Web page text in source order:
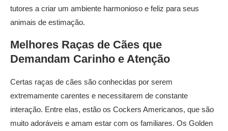
tutores a criar um ambiente harmonioso e feliz para seus
animais de estimação.
Melhores Raças de Cães que
Demandam Carinho e Atenção
Certas raças de cães são conhecidas por serem
extremamente carentes e necessitarem de constante
interação. Entre elas, estão os Cockers Americanos, que são
muito adoráveis e amam estar com os familiares. Os Golden